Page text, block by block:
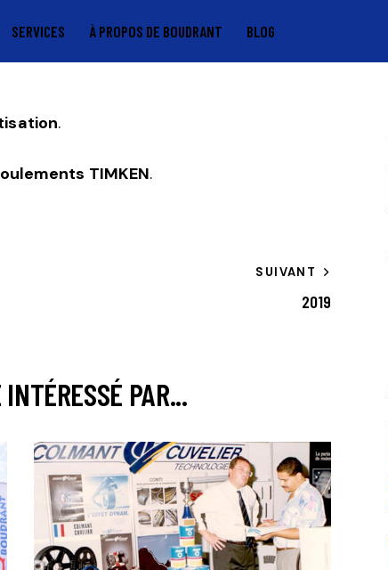
SERVICES À PROPOS DE BOUDRANT BLOG
.
TIMKEN.
SUIVANT
2019
PAR...